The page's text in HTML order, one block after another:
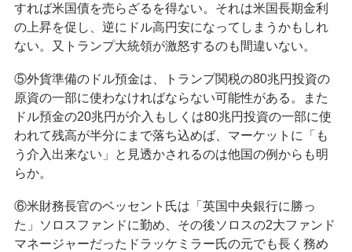
すれば米国債を売らざるを得ない。それは米国長期金利
の上昇を促し、逆にドル高円安になってしまうかもしれ
ない。又トランプ大統領が激怒するのも間違いない。
⑤外貨準備のドル預金は、トランプ関税の80兆円投資の
原資の一部に使わなければならない可能性がある。また
ドル預金の20兆円が介入もしくは80兆円投資の一部に使
われて残高が半分にまで落ち込めば、マーケットに「も
う介入出来ない」と見透かされるのは他国の例からも明
らか。
⑥米財務長官のベッセント氏は「英国中央銀行に勝っ
た」ソロスファンドに勤め、その後ソロスの2大ファンド
マネージャーだったドラッケミラー氏の元でも長く務め